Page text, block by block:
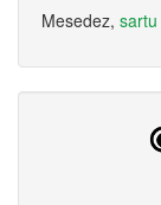
Mesedez, sartu